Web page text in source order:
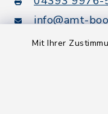
Mit Ihrer
info@amt-